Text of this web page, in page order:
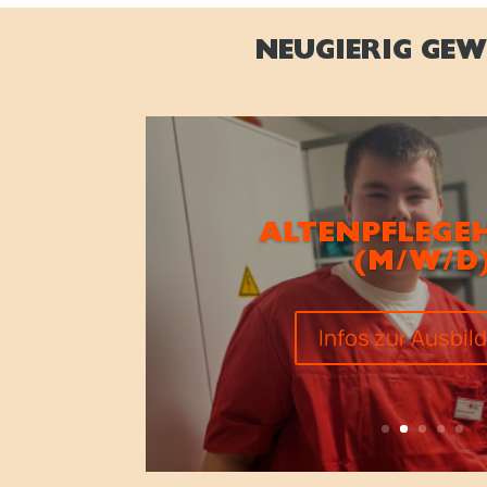
NEUGIERIG
(M/W/
Infos zur